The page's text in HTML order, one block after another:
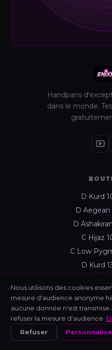
ACCUEIL BOUTIQUE
Handpans
dans le monde.
D Kurd
D
D
C Hijaz
C Low
D Kurd
Nixis —
App
Nous utilisons des cookies
mesure d'audience anonyme
aucune donnée n'est transmise
refuser la mesure d'audience.
Refuser